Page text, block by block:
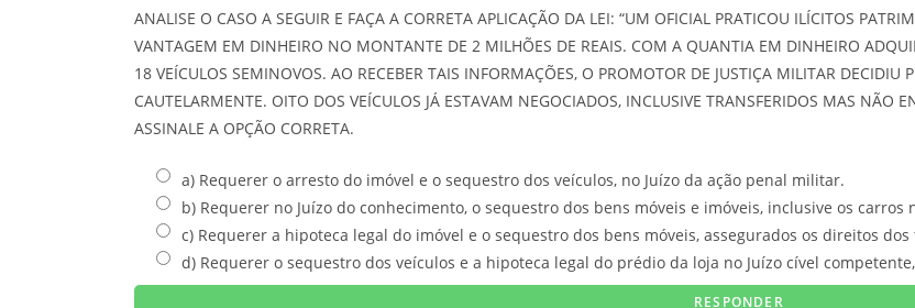
ANALISE O CASO A SEGUIR E FAÇA A CORRETA APLICAÇÃO DA LEI: “UM OFICIAL PRATICOU ILÍCITOS
VANTAGEM EM DINHEIRO NO MONTANTE DE 2 MILHÕES DE REAIS. COM A QUANTIA EM DINHEIRO
18 VEÍCULOS SEMINOVOS. AO RECEBER TAIS INFORMAÇÕES, O PROMOTOR DE JUSTIÇA MILITAR DECIDIU
CAUTELARMENTE. OITO DOS VEÍCULOS JÁ ESTAVAM NEGOCIADOS, INCLUSIVE TRANSFERIDOS MAS NÃO
ASSINALE A OPÇÃO CORRETA.
a) Requerer o arresto do imóvel e o sequestro dos veículos, no Juízo da ação penal militar.
b) Requerer no Juízo do conhecimento, o sequestro dos bens móveis e imóveis, inclusive os carros
c) Requerer a hipoteca legal do imóvel e o sequestro dos bens móveis, assegurados os direitos
d) Requerer o sequestro dos veículos e a hipoteca legal do prédio da loja no Juízo cível